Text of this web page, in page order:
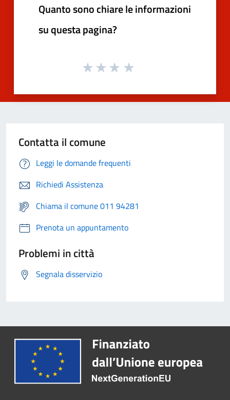
Quanto sono chiare le informazioni
su questa pagina?
Contatta il comune
Leggi le domande frequenti
Richiedi Assistenza
Chiama il comune 011 94281
Prenota un appuntamento
Problemi in città
Segnala disservizio